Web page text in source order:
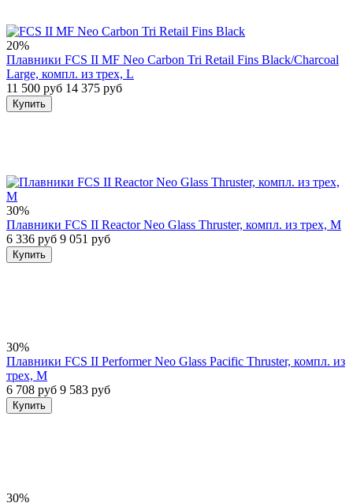
20%
Плавники FCS II MF Neo Carbon Tri Retail Fins Black/Charcoal
Large, компл. из трех, L
11 500 руб 14 375 руб
Купить
30%
Плавники FCS II Reactor Neo Glass Thruster, компл. из трех, M
6 336 руб 9 051 руб
Купить
30%
Плавники FCS II Performer Neo Glass Pacific Thruster, компл. из
трех, M
6 708 руб 9 583 руб
Купить
30%